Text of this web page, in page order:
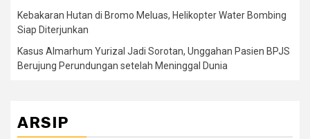
Kebakaran Hutan di Bromo Meluas, Helikopter Water Bombing
Siap Diterjunkan
Kasus Almarhum Yurizal Jadi Sorotan, Unggahan Pasien BPJS
Berujung Perundungan setelah Meninggal Dunia
ARSIP